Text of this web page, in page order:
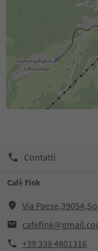
Contatti
Cafè Fink
Via
+39 339 4801316